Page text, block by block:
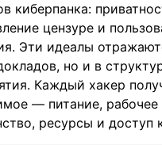
киберпанка:
цензуре и
Эти идеалы
но и в
Каждый хакер
— питание, рабочее
ресурсы и доступ